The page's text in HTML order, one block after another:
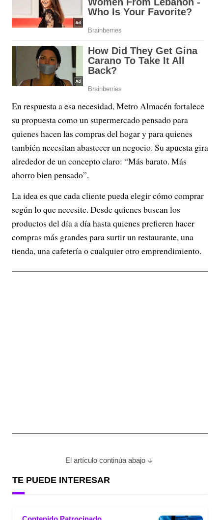
En respuesta a esa necesidad, Metro Almacén fortalece
su propuesta como un supermercado pensado para
quienes hacen las compras del hogar y para quienes
también necesitan abastecer un negocio. Su apuesta gira
alrededor de un concepto claro: “Más barato. Más
ahorro bien pensado”.
La idea es que cada cliente pueda elegir cómo comprar
según lo que necesite. Desde quienes buscan los
productos del día a día hasta quienes prefieren hacer
compras más grandes para surtir un restaurante, una
tienda, una cafetería o cualquier otro emprendimiento.
El artículo continúa abajo
TE PUEDE INTERESAR